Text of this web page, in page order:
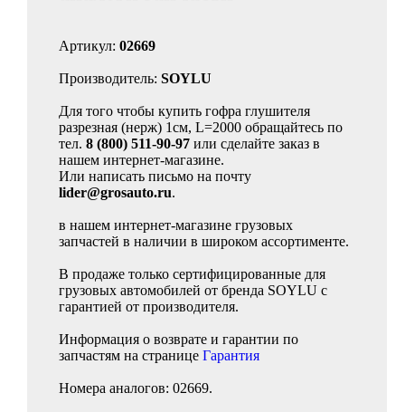
Артикул: 02669
Производитель: SOYLU
Для того чтобы купить гофра глушителя
разрезная (нерж) 1см, L=2000 обращайтесь по
тел. 8 (800) 511-90-97 или сделайте заказ в
нашем интернет-магазине.
Или написать письмо на почту
lider@grosauto.ru.
в нашем интернет-магазине грузовых
запчастей в наличии в широком ассортименте.
В продаже только сертифицированные для
грузовых автомобилей от бренда SOYLU с
гарантией от производителя.
Информация о возврате и гарантии по
запчастям на странице Гарантия
Номера аналогов: 02669.